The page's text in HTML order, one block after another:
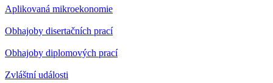
Aplikovaná mikroekonomie
Obhajoby disertačních prací
Obhajoby diplomových prací
Zvláštní události